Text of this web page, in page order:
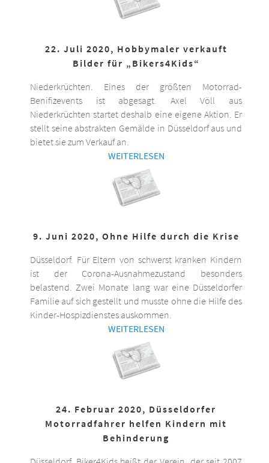
22. Juli 2020, Hobbymaler verkauft
Bilder für „Bikers4Kids“
Niederkrüchten. Eines der größten Motorrad-
Benifizevents ist abgesagt. Axel Völl aus
Niederkrüchten startet deshalb eine eigene Aktion. Er
stellt seine abstrakten Gemälde in Düsseldorf aus und
bietet sie zum Verkauf an.
WEITERLESEN
9. Juni 2020, Ohne Hilfe durch die Krise
Düsseldorf. Für Eltern von schwerst kranken Kindern
ist der Corona-Ausnahmezustand besonders
belastend. Zwei Monate lang war eine Düsseldorfer
Familie auf sich gestellt und musste ohne die Hilfe des
Kinder-Hospizdienstes auskommen.
WEITERLESEN
24. Februar 2020, Düsseldorfer
Motorradfahrer helfen Kindern mit
Behinderung